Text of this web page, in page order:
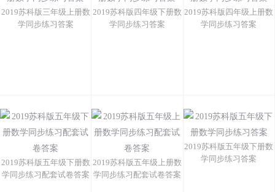
2019苏科版三年级上册数
学同步练习答案
2019苏科版四年级下册数
学同步练习答案
2019苏科版四年级上册数
学同步练习答案
2019苏科版五年级下册数
学同步练习配套试卷答案
2019苏科版五年级上册数
学同步练习配套试卷答案
2019苏科版五年级下册数
学同步练习答案